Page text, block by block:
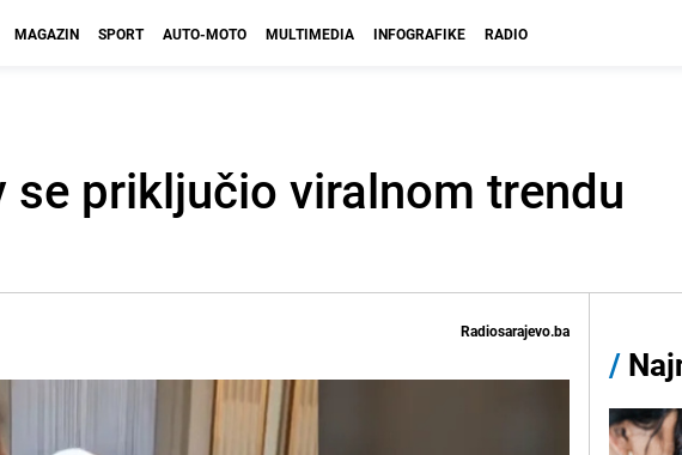
MAGAZIN SPORT AUTO-MOTO MULTIMEDIA INFOGRAFIKE RADIO
se priključio viralnom trendu
Radiosarajevo.ba
/